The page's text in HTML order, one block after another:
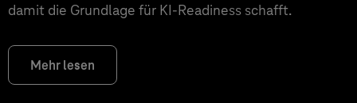
damit die Grundlage für KI‑Readiness schafft.
Mehr lesen